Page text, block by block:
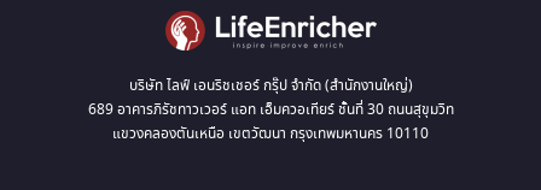
บริษัท ไลฟ์ เอนริชเชอร์ กรุ๊ป จำกัด (สำนักงานใหญ่)
689 อาคารภิรัชทาวเวอร์ แอท เอ็มควอเทียร์ ชั้นที่ 30 ถนนสุขุมวิท
แขวงคลองตันเหนือ เขตวัฒนา กรุงเทพมหานคร 10110